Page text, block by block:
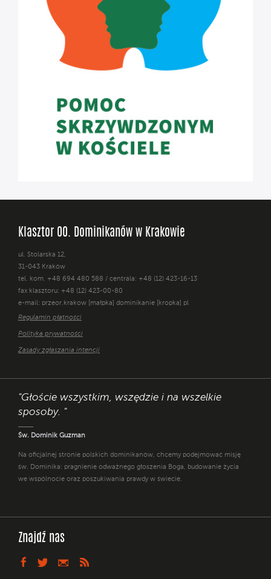
Klasztor OO. Dominikanów w Krakowie
ul. Stolarska 12,
31-043 Kraków
tel. kom. +48 694 480 588 / centrala: +48 (12) 423-16-13
fax klasztoru: +48 (12) 423-00-80
e-mail: przeor.krakow [małpka] dominikanie [kropka] pl
Regulamin płatności
Polityka prywatności
Zasady zgłaszania intencji
"Głoście wszystkim, wszędzie i na wszelkie
sposoby. "
Św. Dominik Guzman
Na oficjalnej stronie polskich dominikanów, chcemy podejmować misję
św. Dominika: pragnienie odważnego głoszenia Boga, budowanie życia
we wspólnocie oraz poszukiwania prawdy w świecie.
Znajdź nas